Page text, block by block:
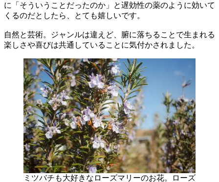
に「そういうことだったのか」と遅効性の薬のように効いて
くるのだとしたら、とても嬉しいです。
自然と芸術。ジャンルは違えど、腑に落ちることで生まれる
楽しさや喜びは共通していることに気付かされました。
ミツバチも大好きなローズマリーのお花。ローズ